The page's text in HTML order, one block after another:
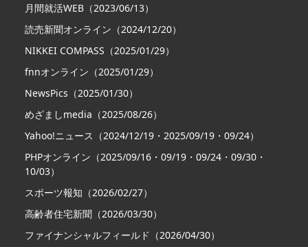
月間就活WEB（2023/06/13）
読売新聞オンライン（2024/12/20）
NIKKEI COMPASS（2025/01/29）
fnnオンライン（2025/01/29）
NewsPics（2025/01/30）
めざましmedia（2025/08/26）
Yahoo!ニュース（2024/12/19・2025/09/19・09/24）
PHPオンライン（2025/09/16・09/19・09/24・09/30・
10/03）
スポーツ報知（2026/02/27）
高齢者住宅新聞（2026/03/30）
ファイナンシャルフィールド（2026/04/30）